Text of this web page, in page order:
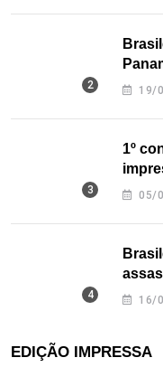
nos19/
1º
Texas
05/
16/
EDIÇÃO IMPRESSA